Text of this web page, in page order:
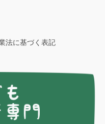
法に基づく表記